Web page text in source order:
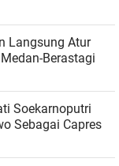
Langsung Atur
Berastagi
Soekarnoputri
Sebagai Capres